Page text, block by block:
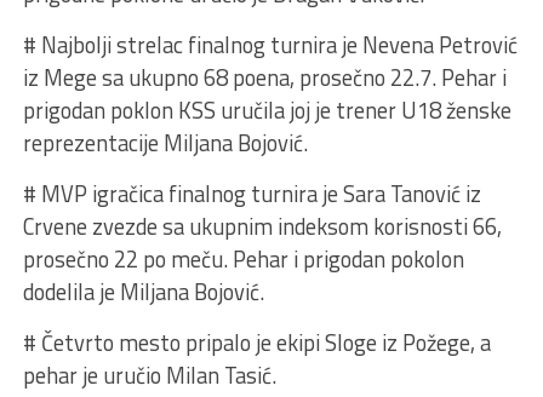
# Najbolji strelac finalnog turnira je Nevena Petrović
iz Mege sa ukupno 68 poena, prosečno 22.7. Pehar i
prigodan poklon KSS uručila joj je trener U18 ženske
reprezentacije Miljana Bojović.
# MVP igračica finalnog turnira je Sara Tanović iz
Crvene zvezde sa ukupnim indeksom korisnosti 66,
prosečno 22 po meču. Pehar i prigodan pokolon
dodelila je Miljana Bojović.
# Četvrto mesto pripalo je ekipi Sloge iz Požege, a
pehar je uručio Milan Tasić.